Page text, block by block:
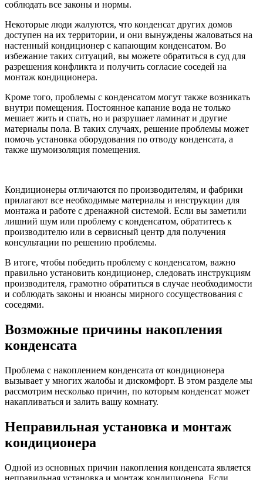
соблюдать все законы и нормы.
Некоторые люди жалуются, что конденсат других домов
доступен на их территории, и они вынуждены жаловаться на
настенный кондиционер с капающим конденсатом. Во
избежание таких ситуаций, вы можете обратиться в суд для
разрешения конфликта и получить согласие соседей на
монтаж кондиционера.
Кроме того, проблемы с конденсатом могут также возникать
внутри помещения. Постоянное капание вода не только
мешает жить и спать, но и разрушает ламинат и другие
материалы пола. В таких случаях, решение проблемы может
помочь установка оборудования по отводу конденсата, а
также шумоизоляция помещения.
Кондиционеры отличаются по производителям, и фабрики
прилагают все необходимые материалы и инструкции для
монтажа и работе с дренажной системой. Если вы заметили
лишний шум или проблему с конденсатом, обратитесь к
производителю или в сервисный центр для получения
консультации по решению проблемы.
В итоге, чтобы победить проблему с конденсатом, важно
правильно установить кондиционер, следовать инструкциям
производителя, грамотно обратиться в случае необходимости
и соблюдать законы и нюансы мирного сосуществования с
соседями.
Возможные причины накопления
конденсата
Проблема с накоплением конденсата от кондиционера
вызывает у многих жалобы и дискомфорт. В этом разделе мы
рассмотрим несколько причин, по которым конденсат может
накапливаться и залить вашу комнату.
Неправильная установка и монтаж
кондиционера
Одной из основных причин накопления конденсата является
неправильная установка и монтаж кондиционера. Если